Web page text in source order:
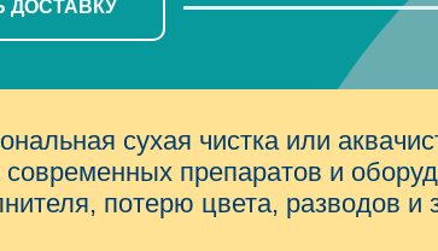
ДОСТАВКУ
сухая чистка или
препаратов и
потерю цвета, разводов и